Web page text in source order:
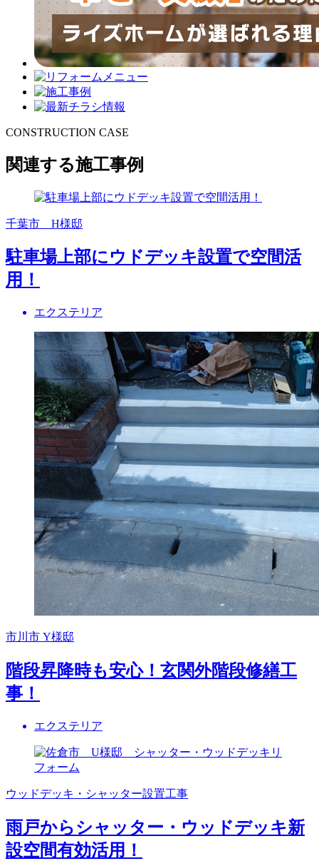
CONSTRUCTION CASE
関連する施工事例
千葉市 H様邸
駐車場上部にウドデッキ設置で空間活
用！
エクステリア
市川市 Y様邸
階段昇降時も安心！玄関外階段修繕工
事！
エクステリア
ウッドデッキ・シャッター設置工事
雨戸からシャッター・ウッドデッキ新
設空間有効活用！